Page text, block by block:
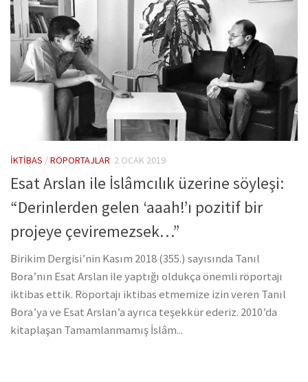
İKTIBAS /RÖPORTAJLAR 2 OCAK 2019
Esat Arslan ile İslâmcılık üzerine söyleşi:
“Derinlerden gelen ‘aaah!’ı pozitif bir
projeye çeviremezsek…”
Birikim Dergisi’nin Kasım 2018 (355.) sayısında Tanıl
Bora’nın Esat Arslan ile yaptığı oldukça önemli röportajı
iktibas ettik. Röportajı iktibas etmemize izin veren Tanıl
Bora’ya ve Esat Arslan’a ayrıca teşekkür ederiz. 2010’da
kitaplaşan Tamamlanmamış İslâm...